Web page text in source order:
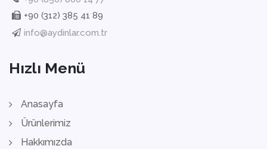
+90 (312) 385 41 89
info@aydinlar.com.tr
Hızlı Menü
Anasayfa
Ürünlerimiz
Hakkımızda